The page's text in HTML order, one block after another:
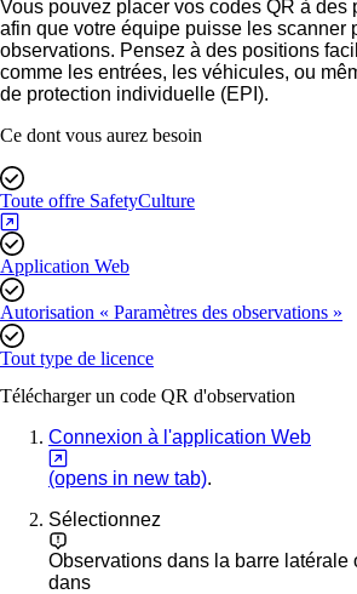
Vous pouvez placer vos codes QR à des
afin que votre équipe puisse les scanner
observations. Pensez à des positions
comme les entrées, les véhicules, ou
de protection individuelle (EPI).
Ce dont vous aurez besoin
Toute offre SafetyCulture
Application Web
Autorisation « Paramètres des observations »
Tout type de licence
Télécharger un code QR d'observation
Connexion à l'application Web
(opens in new tab).
Sélectionnez
Observations dans la barre latérale
dans